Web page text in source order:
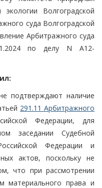
Волгоградской
суда Волгоградской
Арбитражного суда
по делу N А12-
подтверждают наличие
291.11 Арбитражного
Федерации, для
заседании Судебной
Федерации и
актов, поскольку не
что при рассмотрении
материального права и